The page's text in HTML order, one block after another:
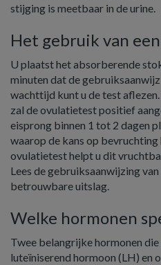
stijging is meetbaar in de urine.
Het gebruik van
U plaatst het absorberende
minuten dat de
wachttijd kunt u de test
zal de ovulatietest positief
eisprong binnen 1 tot 2 dagen
waarop de kans op
ovulatietest helpt u dit
Lees de gebruiksaanwijzing
betrouwbare uitslag.
Welke hormonen
Twee belangrijke hormonen
luteïniserend hormoon (LH) en